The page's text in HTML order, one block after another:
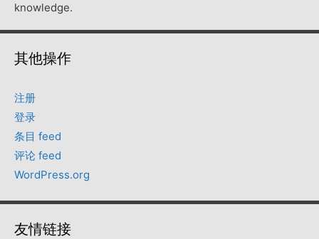
knowledge.
其他操作
注册
登录
条目 feed
评论 feed
WordPress.org
友情链接